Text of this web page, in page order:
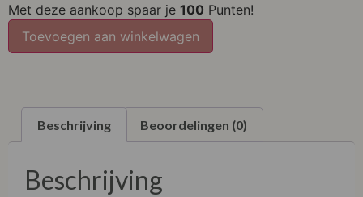
Met deze aankoop spaar je 100 Punten!
Toevoegen aan winkelwagen
Beschrijving Beoordelingen (0)
Beschrijving